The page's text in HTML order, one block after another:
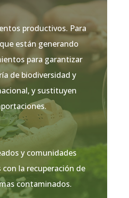
productivos. Para
están generando
para garantizar
de biodiversidad y
y sustituyen
y comunidades
con la recuperación de
contaminados.